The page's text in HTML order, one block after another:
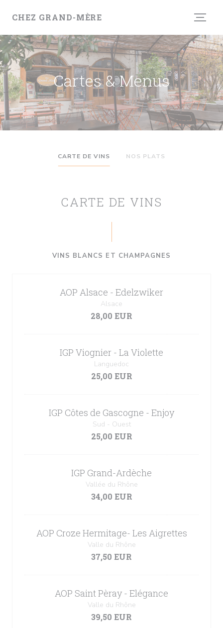
CHEZ GRAND-MÈRE
Cartes & Menus
CARTE DE VINS NOS PLATS
CARTE DE VINS
VINS BLANCS ET CHAMPAGNES
AOP Alsace - Edelzwiker
Alsace
28,00 EUR
IGP Viognier - La Violette
Languedoc
25,00 EUR
IGP Côtes de Gascogne - Enjoy
Sud - Ouest
25,00 EUR
IGP Grand-Ardèche
Vallée du Rhône
34,00 EUR
AOP Croze Hermitage- Les Aigrettes
Valle du Rhône
37,50 EUR
AOP Saint Pèray - Elégance
Valle du Rhône
39,50 EUR